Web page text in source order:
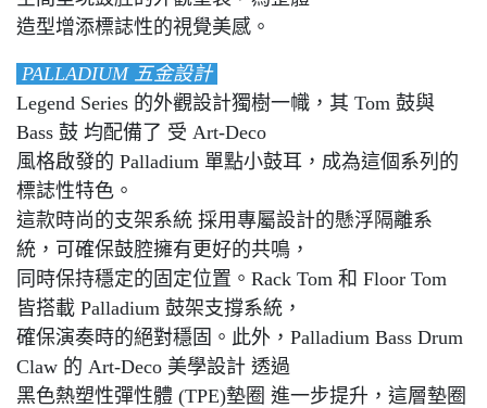
造型增添標誌性的視覺美感。
PALLADIUM 五金設計
Legend Series 的外觀設計獨樹一幟，其 Tom 鼓與
Bass 鼓 均配備了 受 Art-Deco
風格啟發的 Palladium 單點小鼓耳，成為這個系列的
標誌性特色。
這款時尚的支架系統 採用專屬設計的懸浮隔離系
統，可確保鼓腔擁有更好的共鳴，
同時保持穩定的固定位置。Rack Tom 和 Floor Tom
皆搭載 Palladium 鼓架支撐系統，
確保演奏時的絕對穩固。此外，Palladium Bass Drum
Claw 的 Art-Deco 美學設計 透過
黑色熱塑性彈性體 (TPE)墊圈 進一步提升，這層墊圈